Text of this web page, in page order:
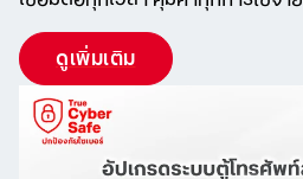
ดูเพิ่มเติม